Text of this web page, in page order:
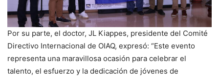
Por su parte, el doctor, JL Kiappes, presidente del Comité
Directivo Internacional de OIAQ, expresó: “Este evento
representa una maravillosa ocasión para celebrar el
talento, el esfuerzo y la dedicación de jóvenes de